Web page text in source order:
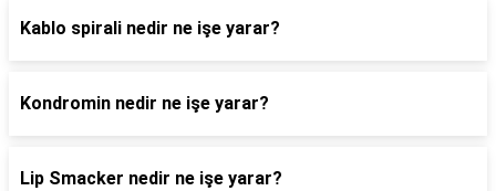
Kablo spirali nedir ne işe yarar?
Kondromin nedir ne işe yarar?
Lip Smacker nedir ne işe yarar?